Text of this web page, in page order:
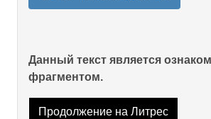
Данный текст является
фрагментом.
Продолжение на Литрес